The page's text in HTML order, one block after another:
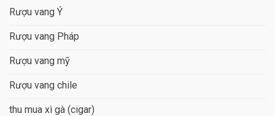
Rượu vang Ý
Rượu vang Pháp
Rượu vang mỹ
Rượu vang chile
thu mua xì gà (cigar)